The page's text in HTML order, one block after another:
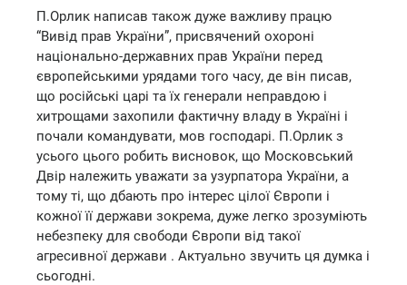
П.Орлик написав також дуже важливу працю
“Вивід прав України”, присвячений охороні
національно-державних прав України перед
європейськими урядами того часу, де він писав,
що російські царі та їх генерали неправдою і
хитрощами захопили фактичну владу в Україні і
почали командувати, мов господарі. П.Орлик з
усього цього робить висновок, що Московський
Двір належить уважати за узурпатора України, а
тому ті, що дбають про інтерес цілої Європи і
кожної її держави зокрема, дуже легко зрозуміють
небезпеку для свободи Європи від такої
агресивної держави . Актуально звучить ця думка і
сьогодні.